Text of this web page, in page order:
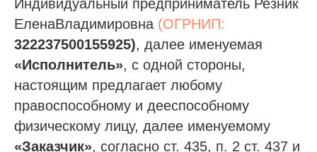
Индивидуальный предприниматель Резник
ЕленаВладимировна (ОГРНИП:
322237500155925), далее именуемая
«Исполнитель», с одной стороны,
настоящим предлагает любому
правоспособному и дееспособному
физическому лицу, далее именуемому
«Заказчик», согласно ст. 435, п. 2 ст. 437 и